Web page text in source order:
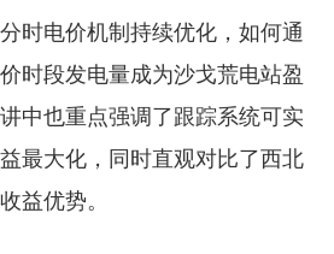
时电价机制持续优化，如何通
时段发电量成为沙戈荒电站盈
中也重点强调了跟踪系统可实
最大化，同时直观对比了西北
益优势。